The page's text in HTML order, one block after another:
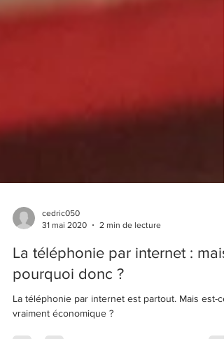
La téléphonie par internet : mais
pourquoi donc ?
La téléphonie par internet est partout. Mais est-ce